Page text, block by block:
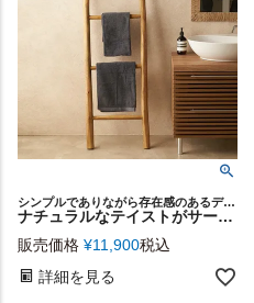
シンプルでありながら存在感のあるデザインが魅力、チーク無垢材を使用したハンドメイドのタオルハンガー
ナチュラルなテイストがサーフスタイルによく合うチークウッドのはしご型タオルハンガー[14229]
販売価格 ¥11,900税込
詳細を見る